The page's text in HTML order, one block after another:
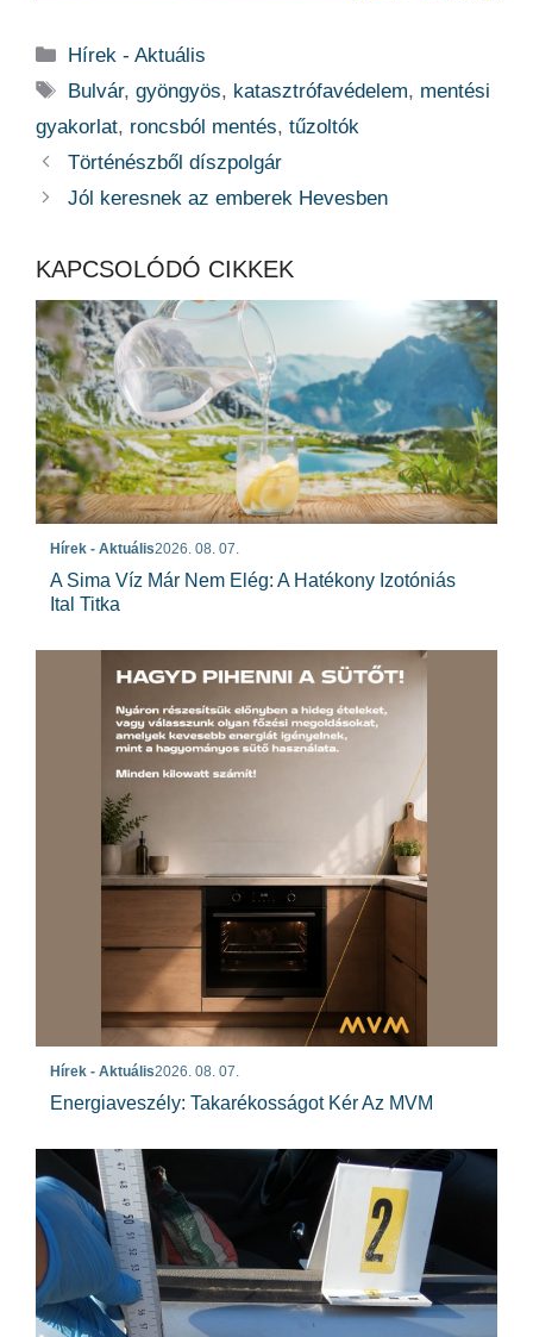
Kategória
Hírek - Aktuális
Címkék
Bulvár,gyöngyös, katasztrófavédelem, mentési
gyakorlat, roncsból mentés, tűzoltók
Történészből díszpolgár
Jól keresnek az emberek Hevesben
KAPCSOLÓDÓ CIKKEK
Hírek - Aktuális2026. 08. 07.
A Sima Víz Már Nem Elég: A Hatékony Izotóniás
Ital Titka
Hírek - Aktuális2026. 08. 07.
Energiaveszély: Takarékosságot Kér Az MVM